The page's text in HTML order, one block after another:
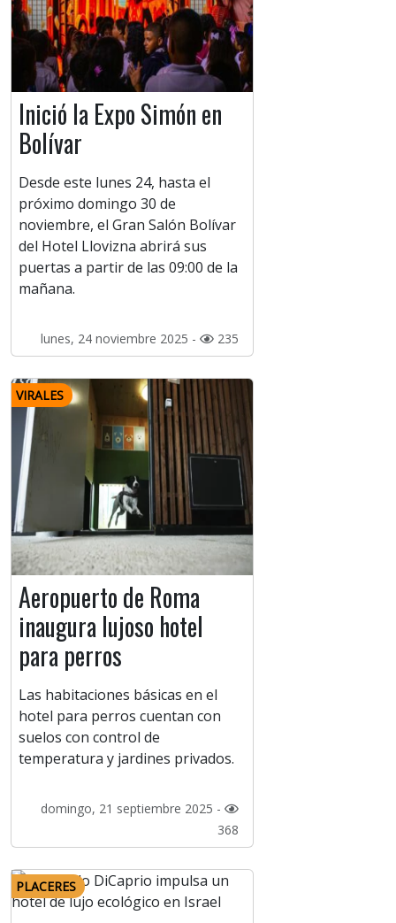
Inició la Expo Simón en
Bolívar
Desde este lunes 24, hasta el
próximo domingo 30 de
noviembre, el Gran Salón Bolívar
del Hotel Llovizna abrirá sus
puertas a partir de las 09:00 de la
mañana.
lunes, 24 noviembre 2025 - 235
VIRALES
Aeropuerto de Roma
inaugura lujoso hotel
para perros
Las habitaciones básicas en el
hotel para perros cuentan con
suelos con control de
temperatura y jardines privados.
domingo, 21 septiembre 2025 -
368
PLACERES